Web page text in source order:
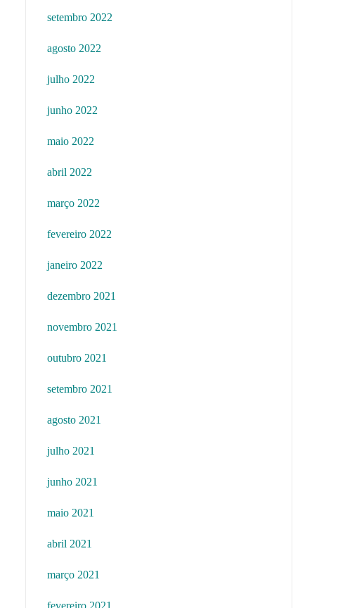
setembro 2022
agosto 2022
julho 2022
junho 2022
maio 2022
abril 2022
março 2022
fevereiro 2022
janeiro 2022
dezembro 2021
novembro 2021
outubro 2021
setembro 2021
agosto 2021
julho 2021
junho 2021
maio 2021
abril 2021
março 2021